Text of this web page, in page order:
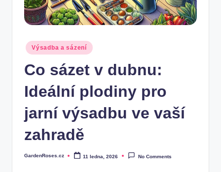
Posted
in
Výsadba a sázení
Co sázet v dubnu:
Ideální plodiny pro
jarní výsadbu ve vaší
zahradě
Posted
GardenRoses.cz 11 ledna, 2026 No Comments